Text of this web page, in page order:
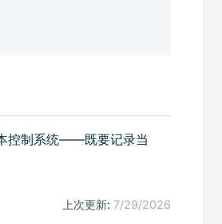
控制系统——既要记录当
上次更新: 7/29/2026